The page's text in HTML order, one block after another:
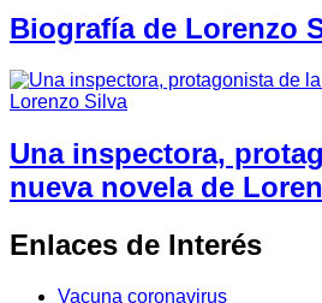
Biografía de Lorenzo
Una inspectora,
nueva novela de
Enlaces de Interés
Vacuna coronavirus